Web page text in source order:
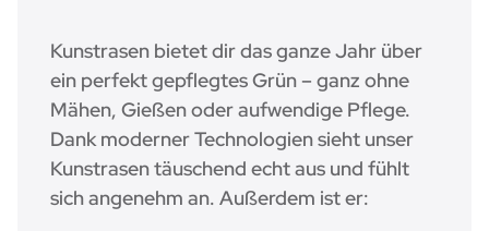
Kunstrasen bietet dir das ganze Jahr über
ein perfekt gepflegtes Grün – ganz ohne
Mähen, Gießen oder aufwendige Pflege.
Dank moderner Technologien sieht unser
Kunstrasentäuschend echtaus und fühlt
sich angenehm an. Außerdem ist er: